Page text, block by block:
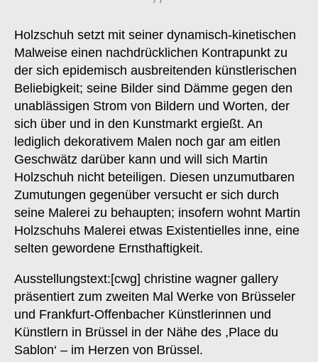
Holzschuh setzt mit seiner dynamisch-kinetischen
Malweise einen nachdrücklichen Kontrapunkt zu
der sich epidemisch ausbreitenden künstlerischen
Beliebigkeit; seine Bilder sind Dämme gegen den
unablässigen Strom von Bildern und Worten, der
sich über und in den Kunstmarkt ergießt. An
lediglich dekorativem Malen noch gar am eitlen
Geschwätz darüber kann und will sich Martin
Holzschuh nicht beteiligen. Diesen unzumutbaren
Zumutungen gegenüber versucht er sich durch
seine Malerei zu behaupten; insofern wohnt Martin
Holzschuhs Malerei etwas Existentielles inne, eine
selten gewordene Ernsthaftigkeit.
Ausstellungstext:[cwg] christine wagner gallery
präsentiert zum zweiten Mal Werke von Brüsseler
und Frankfurt-Offenbacher Künstlerinnen und
Künstlern in Brüssel in der Nähe des ,Place du
Sablon‘ – im Herzen von Brüssel.